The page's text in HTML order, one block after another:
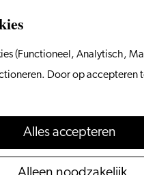
(Functioneel, Analytisch,
Door op accepteren
Alles accepteren